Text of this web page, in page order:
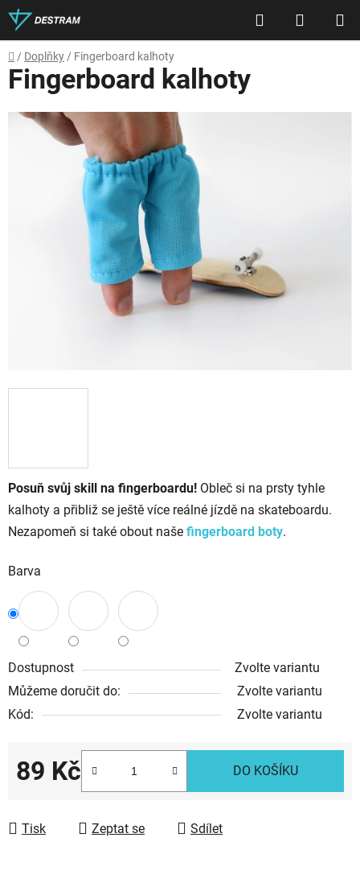
Přejít
na
obsah
Hledat
KOŠÍK
Domů
/ Doplňky / Fingerboard kalhoty
Posuň svůj skill na fingerboardu! Obleč si na prsty tyhle
kalhoty a přibliž se ještě více reálné jízdě na skateboardu.
Nezapomeň si také obout naše fingerboard boty.
Barva
Dostupnost
Zvolte variantu
Můžeme doručit do:
Zvolte variantu
Kód:
Zvolte variantu
89 Kč
Měrná cena:
DO KOŠÍKU
Tisk Zeptat se Sdílet
Fingerboard kalhoty